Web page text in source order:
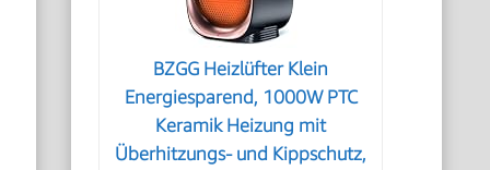
BZGG Heizlüfter Klein
Energiesparend, 1000W PTC
Keramik Heizung mit
Überhitzungs- und Kippschutz,